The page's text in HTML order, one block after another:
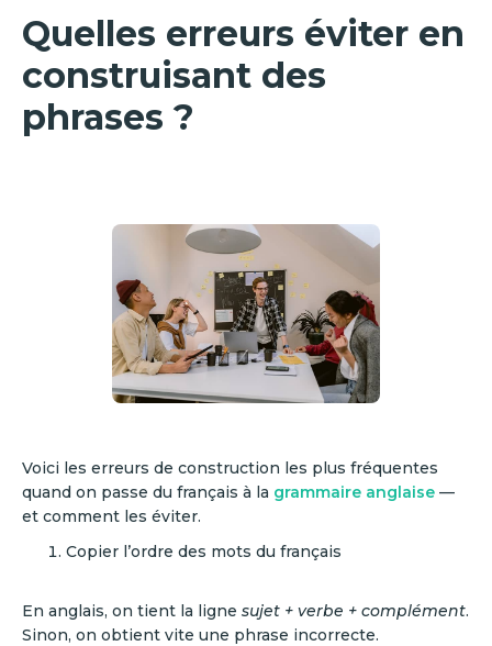
Quelles erreurs éviter en
construisant des
phrases ?
Voici les erreurs de construction les plus fréquentes
quand on passe du français à la grammaire anglaise —
et comment les éviter.
Copier l’ordre des mots du français
En anglais, on tient la ligne sujet + verbe + complément.
Sinon, on obtient vite une phrase incorrecte.